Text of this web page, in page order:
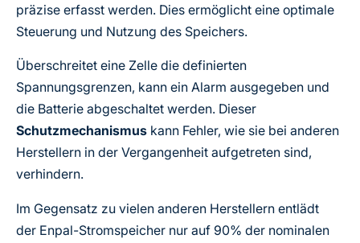
präzise erfasst werden. Dies ermöglicht eine optimale
Steuerung und Nutzung des Speichers.
Überschreitet eine Zelle die definierten
Spannungsgrenzen, kann ein Alarm ausgegeben und
die Batterie abgeschaltet werden. Dieser
Schutzmechanismuskann Fehler, wie sie bei anderen
Herstellern in der Vergangenheit aufgetreten sind,
verhindern.
Im Gegensatz zu vielen anderen Herstellern entlädt
der Enpal-Stromspeicher nur auf 90% der nominalen